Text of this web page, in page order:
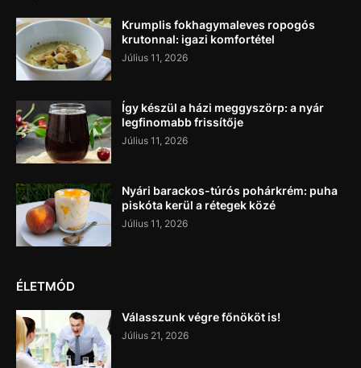
Krumplis fokhagymaleves ropogós
krutonnal: igazi komfortétel
Július 11, 2026
Így készül a házi meggyszörp: a nyár
legfinomabb frissítője
Július 11, 2026
Nyári barackos-túrós pohárkrém: puha
piskóta kerül a rétegek közé
Július 11, 2026
ÉLETMÓD
Válasszunk végre főnököt is!
Július 21, 2026